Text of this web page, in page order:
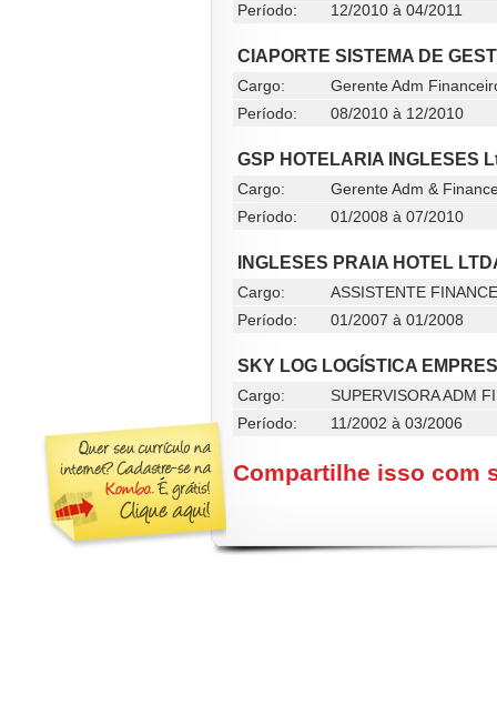
Período:
12/2010 à 04/2011
CIAPORTE SISTEMA DE
Cargo:
Gerente Adm
Período:
08/2010 à 12/2010
GSP HOTELARIA INGLESES
Cargo:
Gerente Adm &
Período:
01/2008 à 07/2010
INGLESES PRAIA HOTEL
Cargo:
ASSISTENTE
Período:
01/2007 à 01/2008
SKY LOG LOGÍSTICA
Cargo:
SUPERVISORA ADM
Período:
11/2002 à 03/2006
Compartilhe isso com